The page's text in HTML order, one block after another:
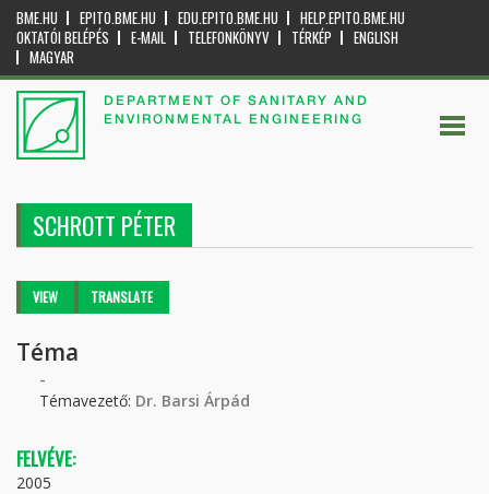
BME.HU EPITO.BME.HU EDU.EPITO.BME.HU
HELP.EPITO.BME.HU
OKTATÓI BELÉPÉS
E-MAIL TELEFONKÖNYV TÉRKÉP
ENGLISH
MAGYAR
DEPARTMENT OF SANITARY AND
ENVIRONMENTAL ENGINEERING
SCHROTT PÉTER
Primary tabs
VIEW (ACTIVETRANSLATE
Téma
-
Témavezető: Dr. Barsi Árpád
FELVÉVE:
2005